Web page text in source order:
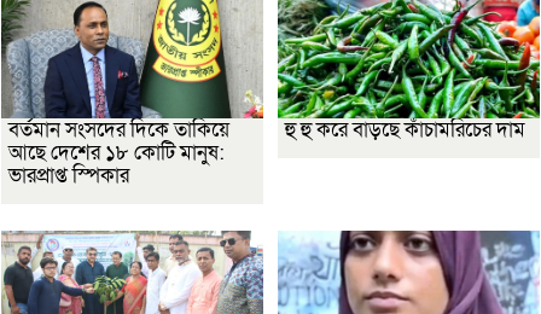
বর্তমান সংসদের দিকে তাকিয়ে
আছে দেশের ১৮ কোটি মানুষ:
ভারপ্রাপ্ত স্পিকার
হু হু করে বাড়ছে কাঁচামরিচের দাম